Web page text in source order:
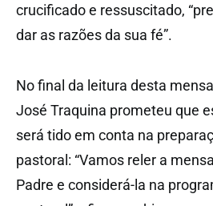
crucificado e ressuscitado,
dar as razões da sua fé”.
No final da leitura desta
José Traquina prometeu que
será tido em conta na
pastoral: “Vamos reler a
Padre e considerá-la na